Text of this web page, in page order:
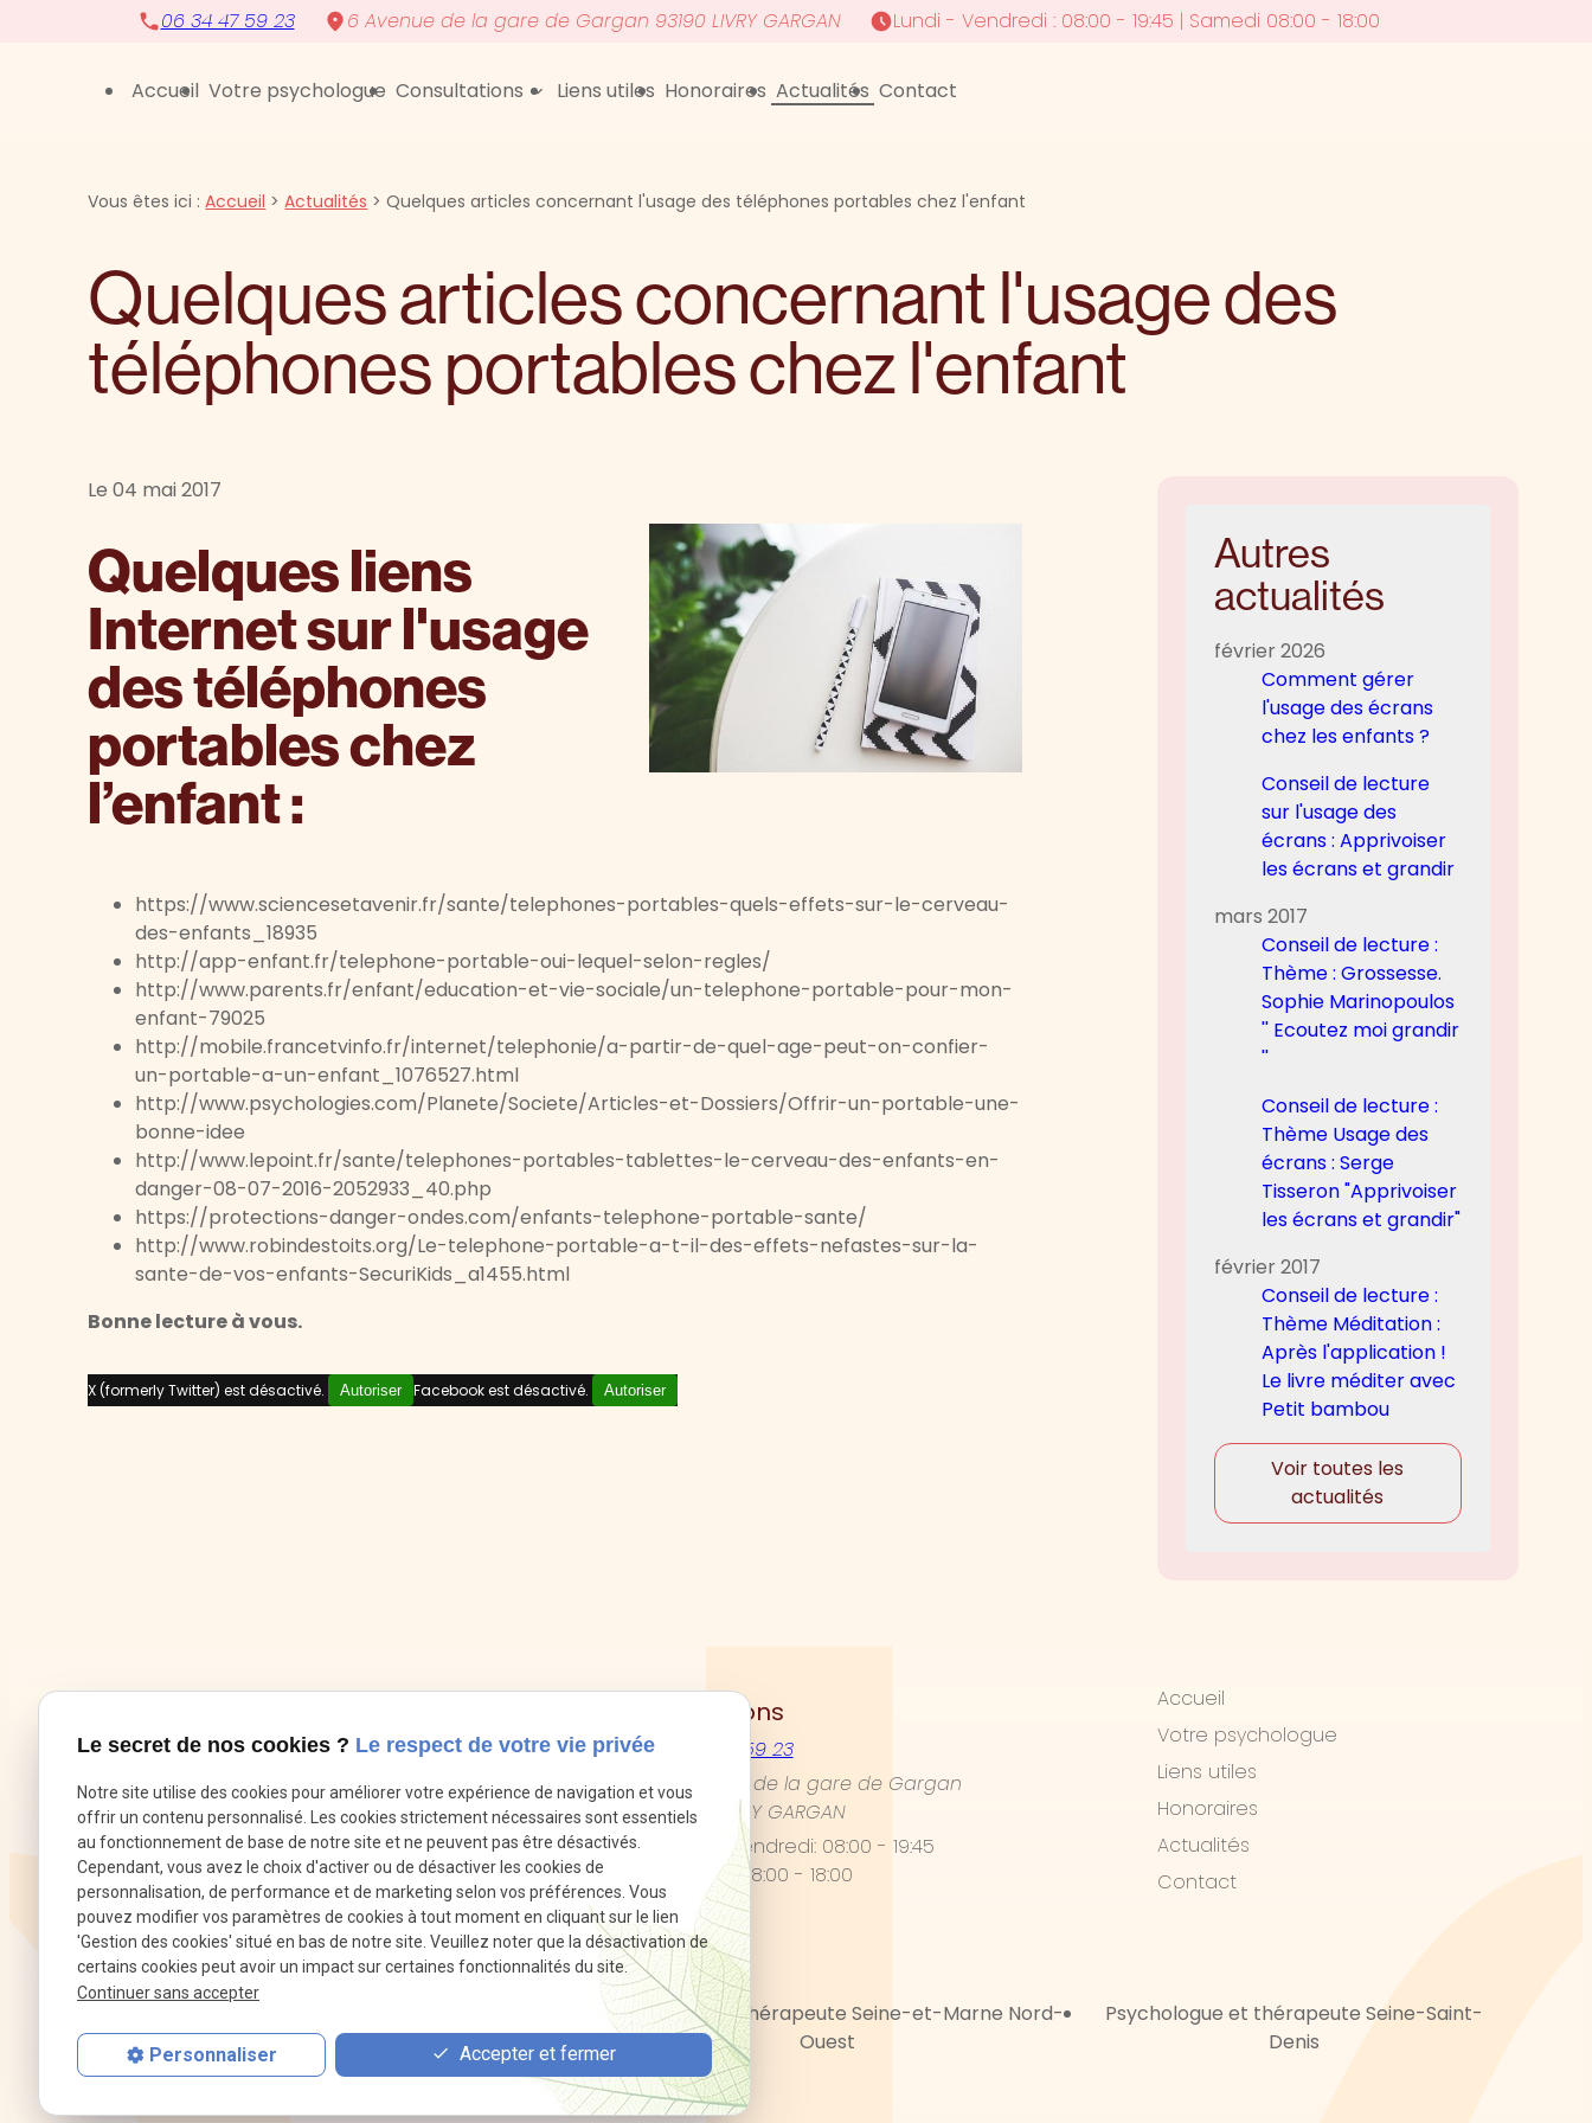
06 34 47 59 23 6 Avenue de la gare de Gargan 93190 LIVRY GARGAN Lundi - Vendredi : 08:00 - 19:45 | Samedi 08:00 - 18:00
Accueil Votre psychologue Consultations Liens utiles Honoraires Actualités Contact
Vous êtes ici : Accueil >Actualités > Quelques articles concernant l'usage des téléphones portables chez l'enfant
Quelques articles concernant l'usage des
téléphones portables chez l'enfant
Le04 mai 2017
Quelques liens
Internet sur l'usage
des téléphones
portables chez
l’enfant :
https://www.sciencesetavenir.fr/sante/telephones-portables-quels-effets-sur-le-cerveau-
des-enfants_18935
http://app-enfant.fr/telephone-portable-oui-lequel-selon-regles/
http://www.parents.fr/enfant/education-et-vie-sociale/un-telephone-portable-pour-mon-
enfant-79025
http://mobile.francetvinfo.fr/internet/telephonie/a-partir-de-quel-age-peut-on-confier-
un-portable-a-un-enfant_1076527.html
http://www.psychologies.com/Planete/Societe/Articles-et-Dossiers/Offrir-un-portable-une-
bonne-idee
http://www.lepoint.fr/sante/telephones-portables-tablettes-le-cerveau-des-enfants-en-
danger-08-07-2016-2052933_40.php
https://protections-danger-ondes.com/enfants-telephone-portable-sante/
http://www.robindestoits.org/Le-telephone-portable-a-t-il-des-effets-nefastes-sur-la-
sante-de-vos-enfants-SecuriKids_a1455.html
Bonne lecture à vous.
X (formerly Twitter) est désactivé. Autoriser Facebook est désactivé. Autoriser
Autres
actualités
février 2026
Comment gérer
l'usage des écrans
chez les enfants ?
Conseil de lecture
sur l'usage des
écrans : Apprivoiser
les écrans et grandir
mars 2017
Conseil de lecture :
Thème : Grossesse.
Sophie Marinopoulos
'' Ecoutez moi grandir
''
Conseil de lecture :
Thème Usage des
écrans : Serge
Tisseron "Apprivoiser
les écrans et grandir"
février 2017
Conseil de lecture :
Thème Méditation :
Après l'application !
Le livre méditer avec
Petit bambou
Voir toutes les
actualités
Informations
06 34 47 59 23
6 Avenue de la gare de Gargan
93190 LIVRY GARGAN
Lundi - Vendredi: 08:00 - 19:45
Samedi:
08:00 - 18:00
Accueil
Votre psychologue
Liens utiles
Honoraires
Actualités
Contact
Est
Psychologue et thérapeute Seine-et-Marne Nord-
Ouest
Psychologue et thérapeute Seine-Saint-
Denis
Panneau de gestion des cookies
Le secret de nos cookies ? Le respect de votre vie privée
Notre site utilise des cookies pour améliorer votre expérience de navigation et vous
offrir un contenu personnalisé. Les cookies strictement nécessaires sont essentiels
au fonctionnement de base de notre site et ne peuvent pas être désactivés.
Cependant, vous avez le choix d'activer ou de désactiver les cookies de
personnalisation, de performance et de marketing selon vos préférences. Vous
pouvez modifier vos paramètres de cookies à tout moment en cliquant sur le lien
'Gestion des cookies' situé en bas de notre site. Veuillez noter que la désactivation de
certains cookies peut avoir un impact sur certaines fonctionnalités du site.
Continuer sans accepter
Personnaliser Accepter et fermer